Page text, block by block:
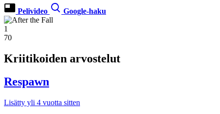
Pelivideo Google-haku
1
70
Kriitikoiden arvostelut
Respawn
Lisätty yli 4 vuotta sitten